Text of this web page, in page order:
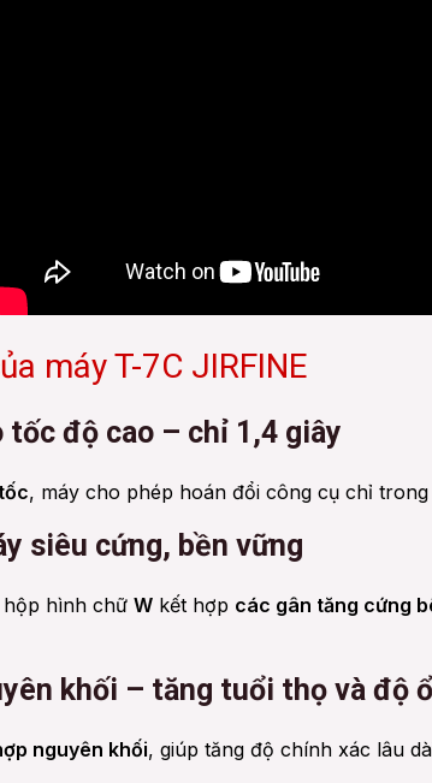
máy T-7C JIRFINE
tốc độ cao – chỉ 1,4 giây
, máy cho phép hoán đổi công cụ chỉ
siêu cứng, bền vững
hộp hình chữ W kết hợp các gân tăng cứng
khối – tăng tuổi thọ và độ
nguyên khối, giúp tăng độ chính xác lâu